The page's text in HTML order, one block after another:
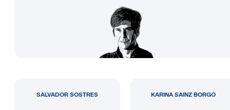
SALVADOR SOSTRES KARINA SAINZ BORGO